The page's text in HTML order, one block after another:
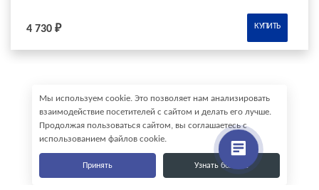
4 730 ₽ КУПИТЬ
Мы используем cookie. Это позволяет нам анализировать
взаимодействие посетителей с сайтом и делать его лучше.
Продолжая пользоваться сайтом, вы соглашаетесь с
использованием файлов cookie.
Принять Узнать больше